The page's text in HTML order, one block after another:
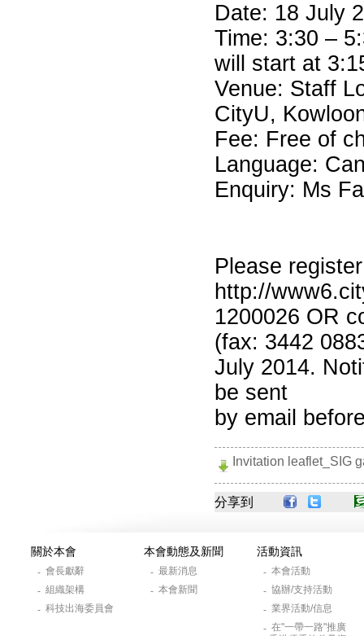
Date: 18 July
Time: 3:30 –
will start at
Venue: Staff
CityU,
Fee: Free of
Language:
Enquiry: Ms
Please
http://
1200026 OR
(fax: 3442
July 2014.
be sent
by email
Invitation leaflet_SIG
分享到
關於本會
- 會長獻辭
- 組織架構
- 科技出海委員會
本會動態及新聞
- 最新消息
- 本會新聞
活動資訊
- 本會活動
- 協辦/支持活動
- 業界活動/信息
- 在"一帶一路"推廣